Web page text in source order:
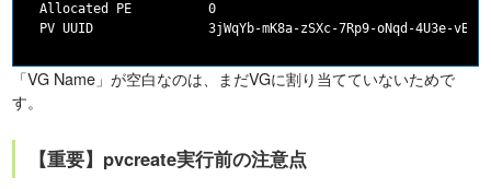
  Allocated PE          0
「VG Name」が空白なのは、まだVGに割り当てていないためで
す。
【重要】pvcreate実行前の注意点